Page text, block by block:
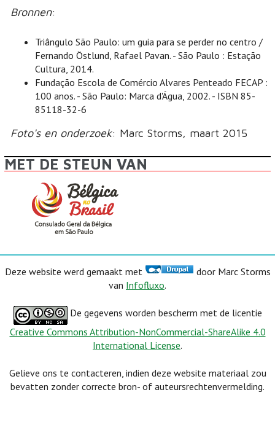
Bronnen:
Triângulo São Paulo: um guia para se perder no centro /
Fernando Östlund, Rafael Pavan. - São Paulo : Estação
Cultura, 2014.
Fundação Escola de Comércio Alvares Penteado FECAP :
100 anos. - São Paulo: Marca d'Água, 2002. - ISBN 85-
85118-32-6
Foto's en onderzoek: Marc Storms, maart 2015
MET DE STEUN VAN
Deze website werd gemaakt met
door Marc Storms
van Infofluxo.
De gegevens worden bescherm met de licentie
Creative Commons Attribution-NonCommercial-ShareAlike 4.0
International License.
Gelieve ons te contacteren, indien deze website materiaal zou
bevatten zonder correcte bron- of auteursrechtenvermelding.